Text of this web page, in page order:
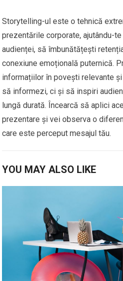
Storytelling-ul este o tehnică
prezentările corporate, ajutându-
audienței, să îmbunătățești
conexiune emoțională puternică.
informațiilor în povești relevante
să informezi, ci și să inspiri
lungă durată. Încearcă să aplici
prezentare și vei observa o
care este perceput mesajul tău.
YOU MAY ALSO LIKE